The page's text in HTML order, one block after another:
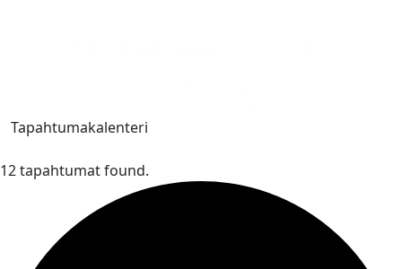
Tapahtumakalenteri
12 tapahtumat found.